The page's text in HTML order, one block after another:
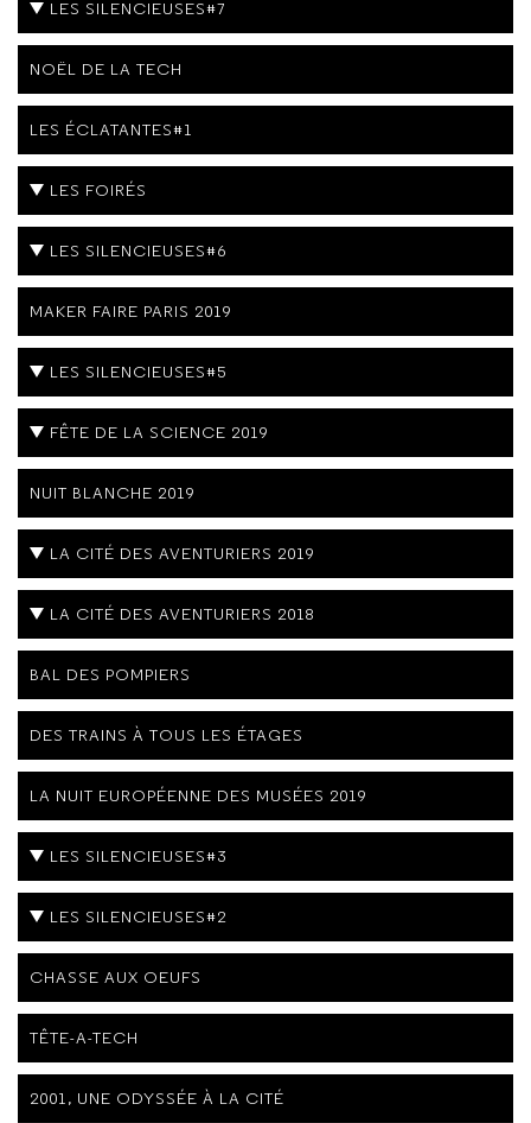
LES SILENCIEUSES#7
NOËL DE LA TECH
LES ÉCLATANTES#1
LES FOIRÉS
LES SILENCIEUSES#6
MAKER FAIRE PARIS 2019
LES SILENCIEUSES#5
FÊTE DE LA SCIENCE 2019
NUIT BLANCHE 2019
LA CITÉ DES AVENTURIERS 2019
LA CITÉ DES AVENTURIERS 2018
BAL DES POMPIERS
DES TRAINS À TOUS LES ÉTAGES
LA NUIT EUROPÉENNE DES MUSÉES 2019
LES SILENCIEUSES#3
LES SILENCIEUSES#2
CHASSE AUX OEUFS
TÊTE-A-TECH
2001, UNE ODYSSÉE À LA CITÉ